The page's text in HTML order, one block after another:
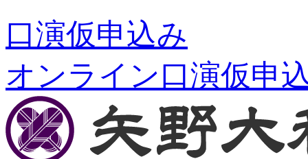
口演仮申込み
オンライン口演仮申